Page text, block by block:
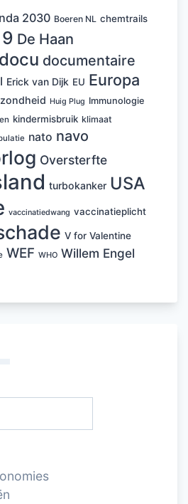
2030 Boeren NL chemtrails
De Haan
docu documentaire
Erick van Dijk EU Europa
Huig Plug Immunologie
kindermisbruik klimaat
nato navo
Oversterfte
turbokanker USA
vaccinatiedwang vaccinatieplicht
V for Valentine
WEF WHO Willem Engel